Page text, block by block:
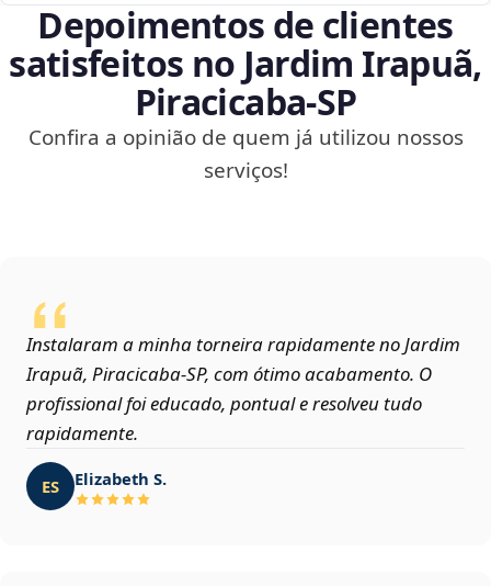
Depoimentos de clientes
satisfeitos no Jardim Irapuã,
Piracicaba‑SP
Confira a opinião de quem já utilizou nossos
serviços!
Instalaram a minha torneira rapidamente no Jardim
Irapuã, Piracicaba‑SP, com ótimo acabamento. O
profissional foi educado, pontual e resolveu tudo
rapidamente.
ES Elizabeth S.